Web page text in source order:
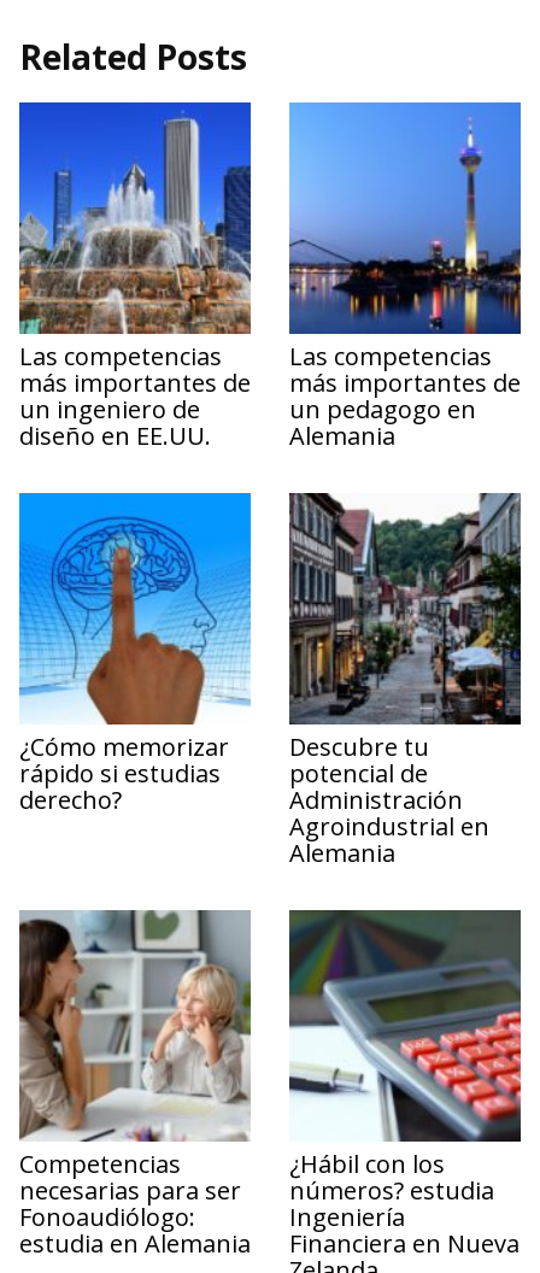
Related Posts
Las competencias
más importantes de
un ingeniero de
diseño en EE.UU.
Las competencias
más importantes de
un pedagogo en
Alemania
¿Cómo memorizar
rápido si estudias
derecho?
Descubre tu
potencial de
Administración
Agroindustrial en
Alemania
Competencias
necesarias para ser
Fonoaudiólogo:
estudia en Alemania
¿Hábil con los
números? estudia
Ingeniería
Financiera en Nueva